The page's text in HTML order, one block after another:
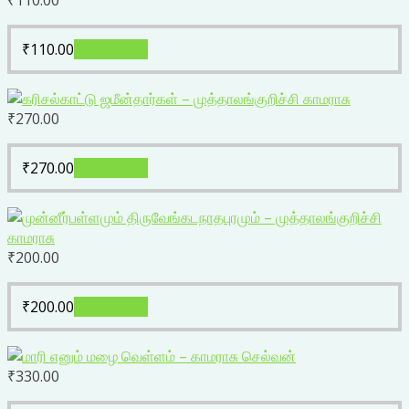
₹110.00
₹270.00
₹270.00
₹200.00
₹200.00
₹330.00